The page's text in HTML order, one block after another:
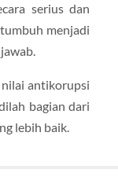
serius dan
menjadi
antikorupsi
bagian dari
lebih baik.